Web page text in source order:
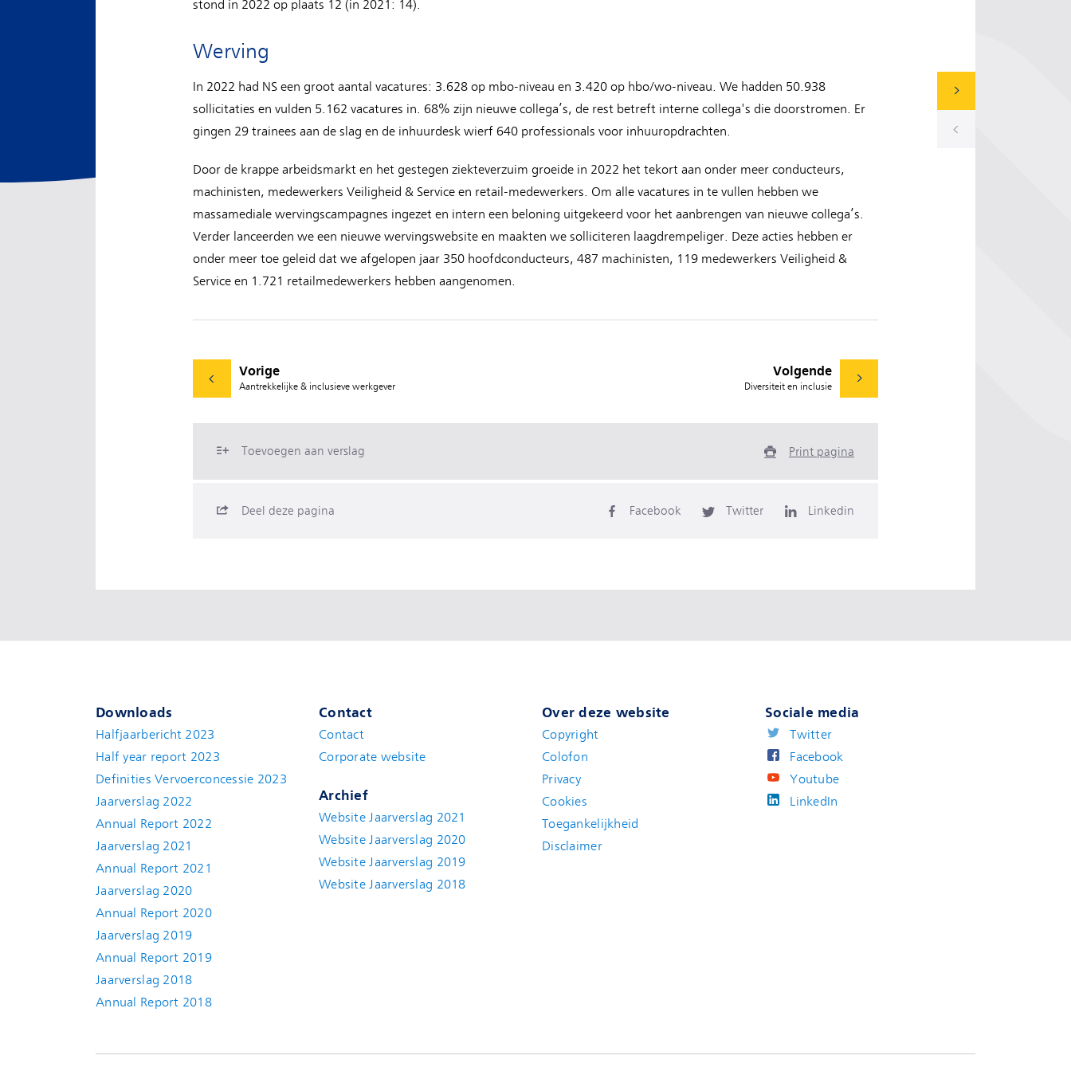
stond in 2022 op plaats 12 (in 2021: 14).
Werving
In 2022 had NS een groot aantal vacatures: 3.628 op mbo-niveau en 3.420 op hbo/wo-niveau. We hadden 50.938
sollicitaties en vulden 5.162 vacatures in. 68% zijn nieuwe collega’s, de rest betreft interne collega's die doorstromen. Er
gingen 29 trainees aan de slag en de inhuurdesk wierf 640 professionals voor inhuuropdrachten.
Door de krappe arbeidsmarkt en het gestegen ziekteverzuim groeide in 2022 het tekort aan onder meer conducteurs,
machinisten, medewerkers Veiligheid & Service en retail-medewerkers. Om alle vacatures in te vullen hebben we
massamediale wervingscampagnes ingezet en intern een beloning uitgekeerd voor het aanbrengen van nieuwe collega’s.
Verder lanceerden we een nieuwe wervingswebsite en maakten we solliciteren laagdrempeliger. Deze acties hebben er
onder meer toe geleid dat we afgelopen jaar 350 hoofdconducteurs, 487 machinisten, 119 medewerkers Veiligheid &
Service en 1.721 retailmedewerkers hebben aangenomen.
Vorige
Aantrekkelijke & inclusieve werkgever
Volgende
Diversiteit en inclusie
Toevoegen aan verslag Print pagina
Deel deze pagina Facebook Twitter Linkedin
Downloads
Halfjaarbericht 2023
Half year report 2023
Definities Vervoerconcessie 2023
Jaarverslag 2022
Annual Report 2022
Jaarverslag 2021
Annual Report 2021
Jaarverslag 2020
Annual Report 2020
Jaarverslag 2019
Annual Report 2019
Jaarverslag 2018
Annual Report 2018
Contact
Contact
Corporate website
Archief
Website Jaarverslag 2021
Website Jaarverslag 2020
Website Jaarverslag 2019
Website Jaarverslag 2018
Over deze website
Copyright
Colofon
Privacy
Cookies
Toegankelijkheid
Disclaimer
Sociale media
Twitter
Facebook
Youtube
LinkedIn